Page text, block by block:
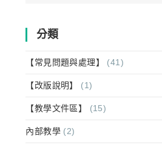
分類
【常見問題與處理】 (41)
【改版說明】 (1)
【教學文件區】 (15)
內部教學 (2)